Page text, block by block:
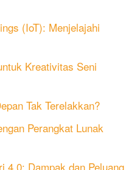
(IoT): Menjelajahi
Kreativitas Seni
Tak Terelakkan?
Perangkat Lunak
4.0: Dampak dan Peluang